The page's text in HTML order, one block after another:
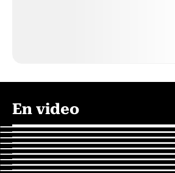
En video